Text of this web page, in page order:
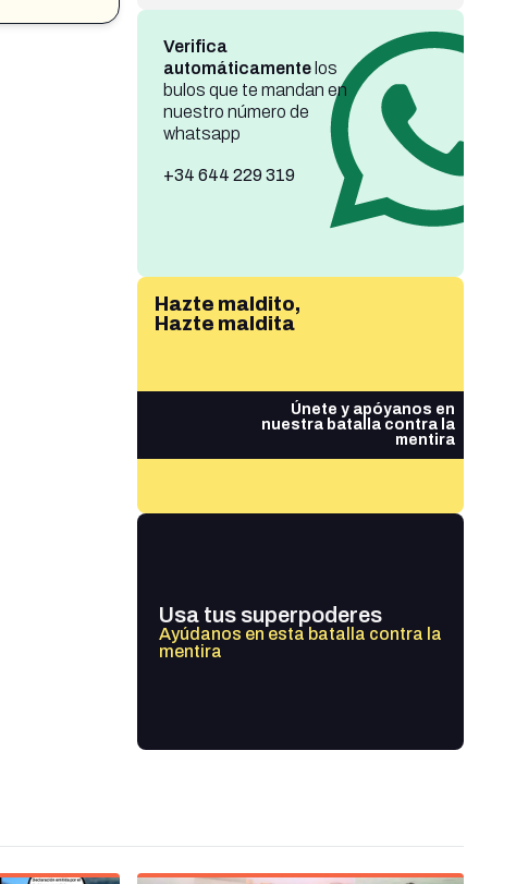
Verifica
automáticamentelos
bulos que te mandan en
nuestro número de
whatsapp
+34 644 229 319
Hazte maldito,
Hazte maldita
Únete y apóyanos en
nuestra batalla contra la
mentira
Usa tus superpoderes
Ayúdanos en esta batalla contra la
mentira